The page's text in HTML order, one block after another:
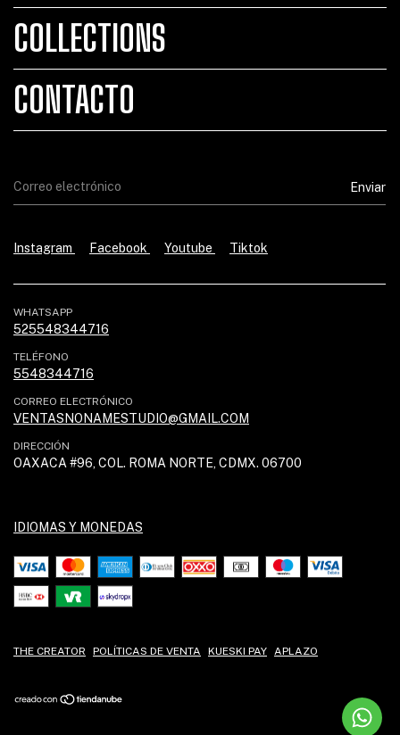
COLLECTIONS
CONTACTO
Instagram Facebook Youtube Tiktok
WHATSAPP
525548344716
TELÉFONO
5548344716
CORREO ELECTRÓNICO
VENTASNONAMESTUDIO@GMAIL.COM
DIRECCIÓN
OAXACA #96, COL. ROMA NORTE, CDMX. 06700
IDIOMAS Y MONEDAS
THE CREATOR POLÍTICAS DE VENTA KUESKI PAY APLAZO